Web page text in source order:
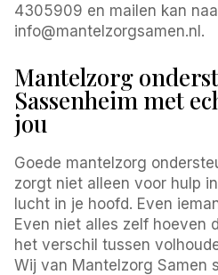
4305909 en mailen kan
info@mantelzorgsamen.nl.
Mantelzorg
Sassenheim met
jou
Goede mantelzorg
zorgt niet alleen voor hulp
lucht in je hoofd. Even
Even niet alles zelf hoeven
het verschil tussen
Wij van Mantelzorg Samen